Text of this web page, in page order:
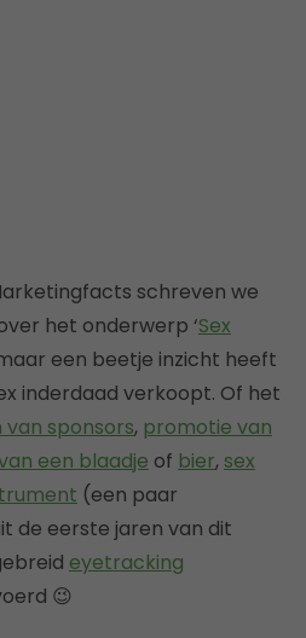
schreven we
het onderwerp ‘Sex
een beetje inzicht heeft
inderdaad verkoopt. Of het
van sponsors, promotie van
een blaadje of bier, sex
(een paar
de eerste jaren van dit
eyetracking
😉